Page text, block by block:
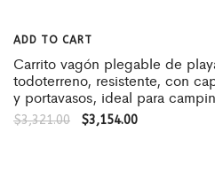
ADD TO CART
Carrito vagón plegable de
todoterreno, resistente, con
y portavasos, ideal para
$3,321.00 $3,154.00